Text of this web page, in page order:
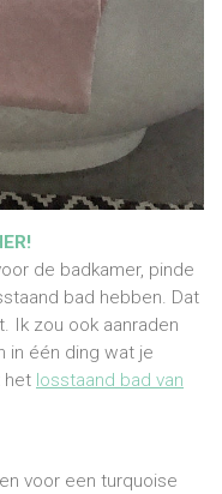
de badkamer, pinde
bad hebben. Dat
Ik zou ook aanraden
in één ding wat je
het losstaand bad van
voor een turquoise